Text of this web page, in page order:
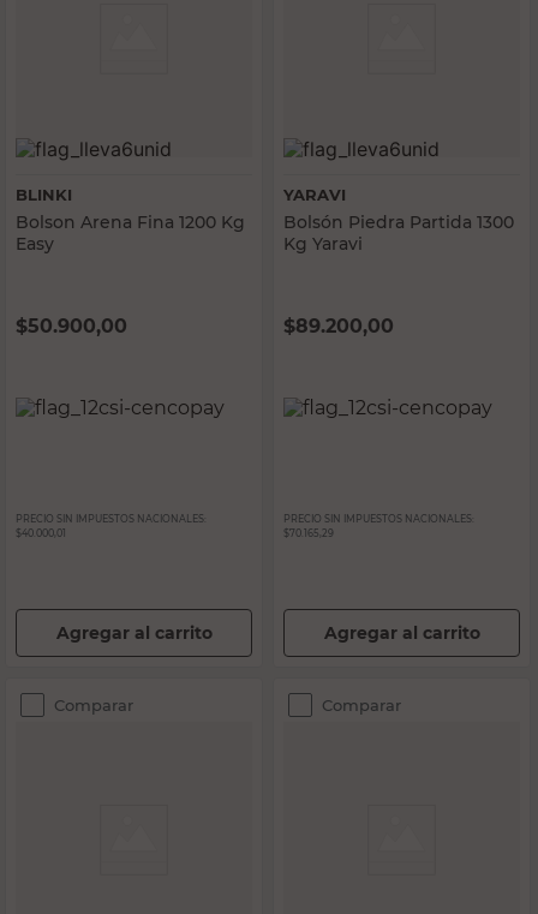
BLINKI
Bolson Arena Fina 1200 Kg
Easy
$50.900,00
PRECIO SIN IMPUESTOS NACIONALES:
$40.000,01
Agregar al carrito
YARAVI
Bolsón Piedra Partida 1300
Kg Yaravi
$89.200,00
PRECIO SIN IMPUESTOS NACIONALES:
$70.165,29
Agregar al carrito
Comparar Comparar